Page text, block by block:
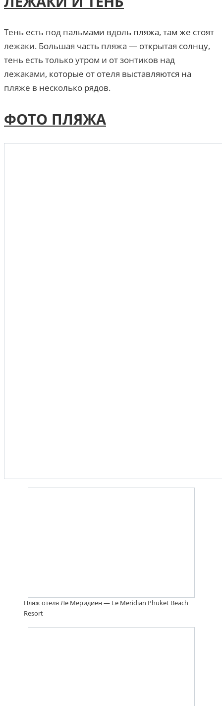
Тень есть под пальмами вдоль пляжа, там же стоят
лежаки. Большая часть пляжа — открытая солнцу,
тень есть только утром и от зонтиков над
лежаками, которые от отеля выставляются на
пляже в несколько рядов.
ФОТО ПЛЯЖА
Пляж отеля Ле Меридиен — Le Meridian Phuket Beach
Resort